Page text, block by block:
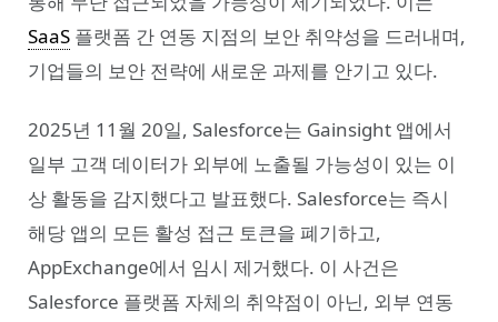
SaaS 플랫폼 간 연동 지점의 보안 취약성을 드러내며,
기업들의 보안 전략에 새로운 과제를 안기고 있다.
2025년 11월 20일, Salesforce는 Gainsight 앱에서
일부 고객 데이터가 외부에 노출될 가능성이 있는 이
상 활동을 감지했다고 발표했다. Salesforce는 즉시
해당 앱의 모든 활성 접근 토큰을 폐기하고,
AppExchange에서 임시 제거했다. 이 사건은
Salesforce 플랫폼 자체의 취약점이 아닌, 외부 연동